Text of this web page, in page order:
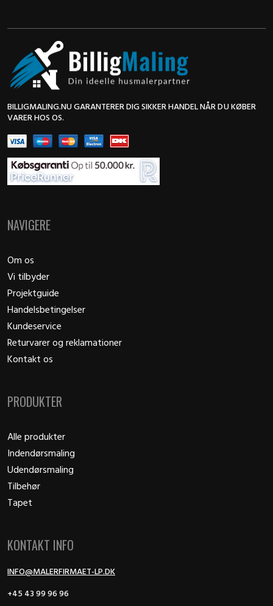
BILLIGMALING.NU GARANTERER DIG SIKKER HANDEL NÅR DU KØBER
VARER HOS OS.
NAVIGERE
Om os
Vi tilbyder
Projektguide
Handelsbetingelser
Kundeservice
Returvarer og reklamationer
Kontakt os
PRODUKTER
Alle produkter
Indendørsmaling
Udendørsmaling
Tilbehør
Tapet
KONTAKT INFO
INFO@MALERFIRMAET-LP.DK
+45 43 99 96 96